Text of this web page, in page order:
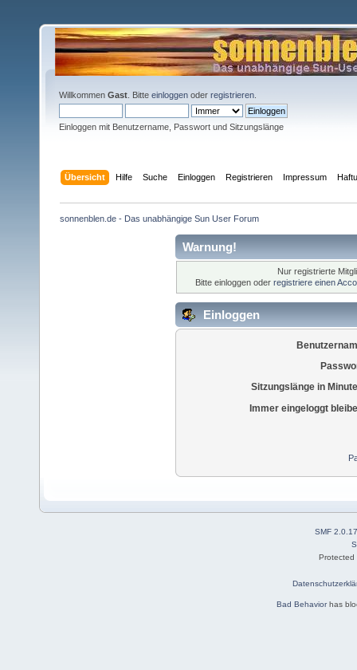
Willkommen Gast . Bitte einloggen oder registrieren
Einloggen mit Benutzername, Passwort und Sitzungslänge
Übersicht Hilfe Suche Einloggen Registrieren Impressum
sonnenblen.de - Das unabhängige Sun User Forum
Warnung!
Nur registrierte
Bitte einloggen oder registriere einen
Einloggen
Sitzungslänge in
Immer eingeloggt
SMF 2.0.17
Bad Behaviorhas